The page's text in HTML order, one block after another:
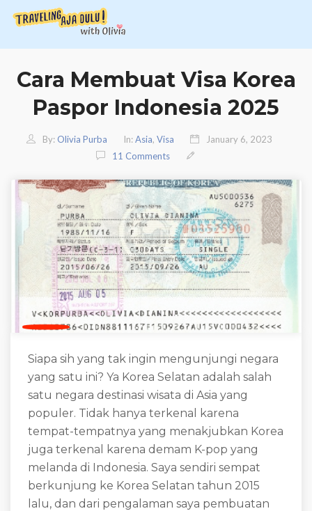
Cara Membuat Visa Korea
Paspor Indonesia 2025
By: Olivia Purba In: Asia, Visa
January 6, 2023
11 Comments
Siapa sih yang tak ingin mengunjungi negara
yang satu ini? Ya Korea Selatan adalah salah
satu negara destinasi wisata di Asia yang
populer. Tidak hanya terkenal karena
tempat-tempatnya yang menakjubkan Korea
juga terkenal karena demam K-pop yang
melanda di Indonesia. Saya sendiri sempat
berkunjung ke Korea Selatan tahun 2015
lalu, dan dari pengalaman saya pembuatan